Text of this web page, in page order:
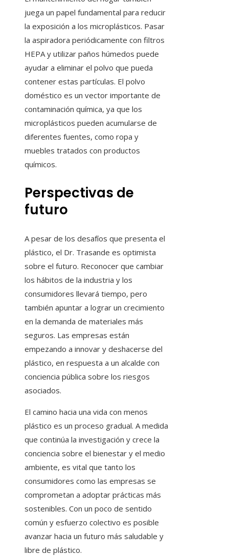
juega un papel fundamental para reducir
la exposición a los microplásticos. Pasar
la aspiradora periódicamente con filtros
HEPA y utilizar paños húmedos puede
ayudar a eliminar el polvo que pueda
contener estas partículas. El polvo
doméstico es un vector importante de
contaminación química, ya que los
microplásticos pueden acumularse de
diferentes fuentes, como ropa y
muebles tratados con productos
químicos.
Perspectivas de
futuro
A pesar de los desafíos que presenta el
plástico, el Dr. Trasande es optimista
sobre el futuro. Reconocer que cambiar
los hábitos de la industria y los
consumidores llevará tiempo, pero
también apuntar a lograr un crecimiento
en la demanda de materiales más
seguros. Las empresas están
empezando a innovar y deshacerse del
plástico, en respuesta a un alcalde con
conciencia pública sobre los riesgos
asociados.
El camino hacia una vida con menos
plástico es un proceso gradual. A medida
que continúa la investigación y crece la
conciencia sobre el bienestar y el medio
ambiente, es vital que tanto los
consumidores como las empresas se
comprometan a adoptar prácticas más
sostenibles. Con un poco de sentido
común y esfuerzo colectivo es posible
avanzar hacia un futuro más saludable y
libre de plástico.